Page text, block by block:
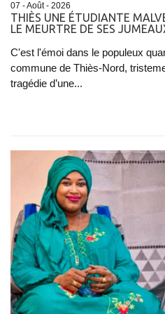
07 - Août - 2026
THIÈS UNE ÉTUDIANTE
LE MEURTRE DE SES
C'est l'émoi dans le populeux
commune de Thiès-Nord,
tragédie d’une...